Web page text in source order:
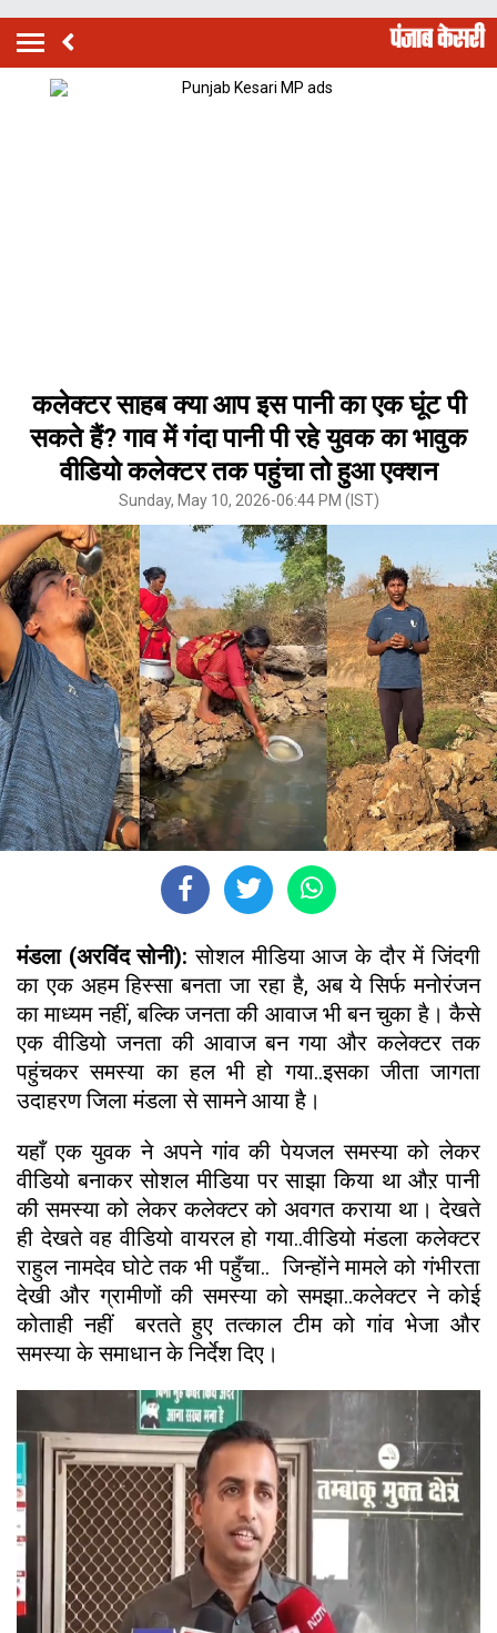
कलेक्टर साहब क्या आप इस पानी का एक घूंट पी
सकते हैं? गाव में गंदा पानी पी रहे युवक का भावुक
वीडियो कलेक्टर तक पहुंचा तो हुआ एक्शन
Sunday, May 10, 2026-06:44 PM (IST)
मंडला (अरविंद सोनी): सोशल मीडिया आज के दौर में जिंदगी
का एक अहम हिस्सा बनता जा रहा है, अब ये सिर्फ मनोरंजन
का माध्यम नहीं, बल्कि जनता की आवाज भी बन चुका है। कैसे
एक वीडियो जनता की आवाज बन गया और कलेक्टर तक
पहुंचकर समस्या का हल भी हो गया..इसका जीता जागता
उदाहरण जिला मंडला से सामने आया है।
यहाँ एक युवक ने अपने गांव की पेयजल समस्या को लेकर
वीडियो बनाकर सोशल मीडिया पर साझा किया था औऱ पानी
की समस्या को लेकर कलेक्टर को अवगत कराया था। देखते
ही देखते वह वीडियो वायरल हो गया..वीडियो मंडला कलेक्टर
राहुल नामदेव घोटे तक भी पहुँचा.. जिन्होंने मामले को गंभीरता
देखी और ग्रामीणों की समस्या को समझा..कलेक्टर ने कोई
कोताही नहीं बरतते हुए तत्काल टीम को गांव भेजा और
समस्या के समाधान के निर्देश दिए।